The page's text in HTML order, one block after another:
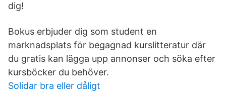
dig!
Bokus erbjuder dig som student en
marknadsplats för begagnad kurslitteratur där
du gratis kan lägga upp annonser och söka efter
kursböcker du behöver.
Solidar bra eller dåligt